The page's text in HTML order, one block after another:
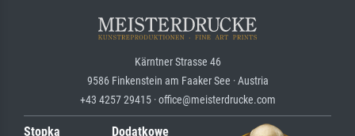
Kärntner Strasse 46
9586 Finkenstein am Faaker See · Austria
+43 4257 29415 · office@meisterdrucke.com
Stopka
Dodatkowe